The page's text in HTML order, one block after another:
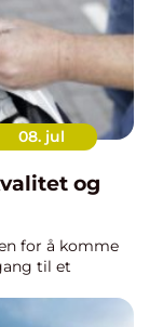
08. jul
og
for å komme
til et